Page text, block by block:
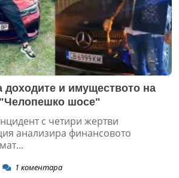
и имуществото на
шосе"
с четири жертви
анализира финансовото
1 коментара